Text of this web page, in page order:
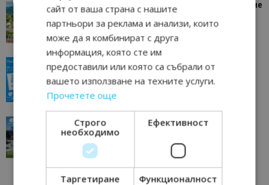
“Пощенска картичка от…”: Петрич – Изживяване
отвъд очакваното
Петрич 11/07/2026 11:22
“Пощенска картичка от…”: Пловдив, градът на
“Пощенска картичка от…”: Перник – град на
традициите, културата и вдъхновяващите...
Перник
сайт от ваша страна с нашите
партньори за реклама и анализи, които
може да я комбинират с друга
информация, която сте им
предоставили или която са събрали от
вашето използване на техните услуги.
Прочетете още
Строго
необходимо
Ефективност
Таргетиране Функционалност